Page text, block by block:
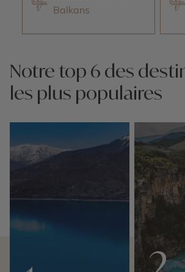
Balkans
Notre top 6 des
les plus populaires